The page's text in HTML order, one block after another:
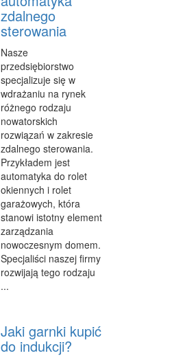
zdalnego
sterowania
Nasze
przedsiębiorstwo
specjalizuje się w
wdrażaniu na rynek
różnego rodzaju
nowatorskich
rozwiązań w zakresie
zdalnego sterowania.
Przykładem jest
automatyka do rolet
okiennych i rolet
garażowych, która
stanowi istotny element
zarządzania
nowoczesnym domem.
Specjaliści naszej firmy
rozwijają tego rodzaju
...
Jaki garnki kupić
do indukcji?